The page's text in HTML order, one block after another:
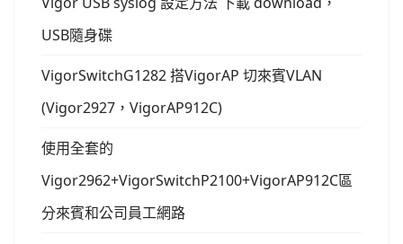
USB隨身碟
VigorSwitchG1282 搭VigorAP 切來賓VLAN
(Vigor2927，VigorAP912C)
使用全套的
Vigor2962+VigorSwitchP2100+VigorAP912C區
分來賓和公司員工網路